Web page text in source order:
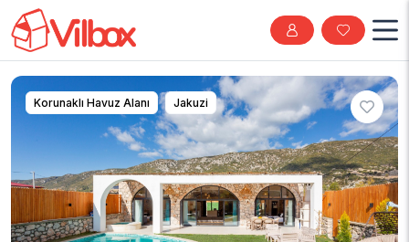
Korunaklı Havuz Alanı Jakuzi